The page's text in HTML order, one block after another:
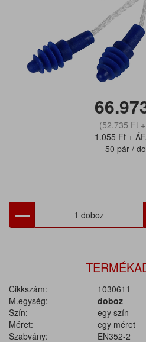
(52.735 Ft+
1.055 Ft +
50 pár /
Cikkszám:
1030611
M.egység:
doboz
Szín:
egy szín
Méret:
egy méret
Szabvány:
EN352-2